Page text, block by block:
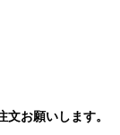
お願いします。